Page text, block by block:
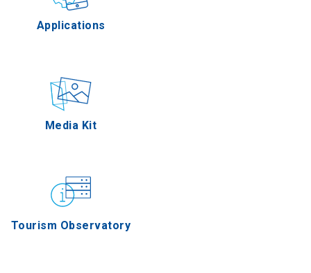
Applications
Media Kit
Tourism Observatory